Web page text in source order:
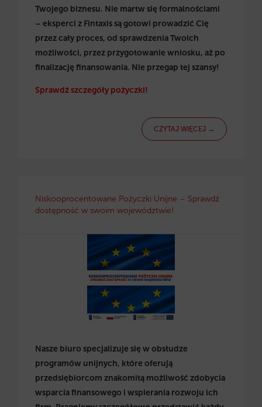
Twojego biznesu. Nie martw się formalnościami
– eksperci z Fintaxis są gotowi prowadzić Cię
przez cały proces, od sprawdzenia Twoich
możliwości, przez przygotowanie wniosku, aż po
finalizację finansowania. Nie przegap tej szansy!
Sprawdź szczegóły pożyczki!
CZYTAJ WIĘCEJ →
Niskooprocentowane Pożyczki Unijne – Sprawdź
dostępność w swoim województwie!
Nasze biuro specjalizuje się w obsłudze
programów unijnych, które oferują
przedsiębiorcom znakomitą możliwość zdobycia
wsparcia finansowego i wspierania rozwoju ich